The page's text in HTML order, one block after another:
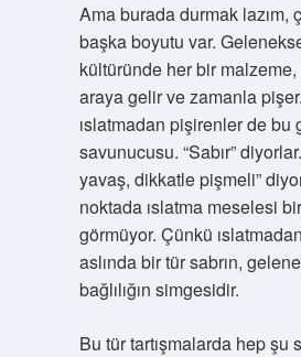
Ama burada durmak lazım,
başka boyutu var.
kültüründe her bir malzeme,
araya gelir ve zamanla
ıslatmadan pişirenler de bu
savunucusu. “Sabır”
yavaş, dikkatle pişmeli”
noktada ıslatma meselesi
görmüyor. Çünkü
aslında bir tür sabrın,
bağlılığın simgesidir.
Bu tür tartışmalarda hep şu